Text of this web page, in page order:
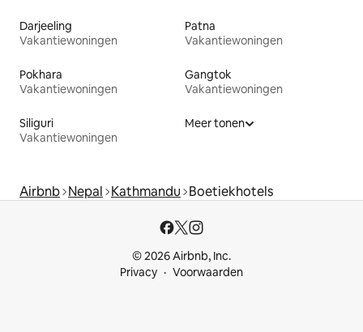
Darjeeling
Vakantiewoningen
Patna
Vakantiewoningen
Pokhara
Vakantiewoningen
Gangtok
Vakantiewoningen
Siliguri
Vakantiewoningen
Meer tonen
Airbnb Nepal Kathmandu Boetiekhotels
© 2026 Airbnb, Inc.
Privacy
Voorwaarden